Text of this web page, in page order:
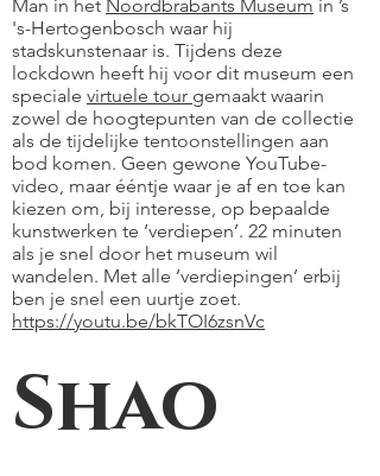
Man in het Noordbrabants Museum in ’s
's-Hertogenbosch waar hij
stadskunstenaar is. Tijdens deze
lockdown heeft hij voor dit museum een
speciale virtuele tour gemaakt waarin
zowel de hoogtepunten van de collectie
als de tijdelijke tentoonstellingen aan
bod komen. Geen gewone YouTube-
video, maar ééntje waar je af en toe kan
kiezen om, bij interesse, op bepaalde
kunstwerken te ‘verdiepen’. 22 minuten
als je snel door het museum wil
wandelen. Met alle ’verdiepingen’ erbij
ben je snel een uurtje zoet.
https://youtu.be/bkTOI6zsnVc
Shao